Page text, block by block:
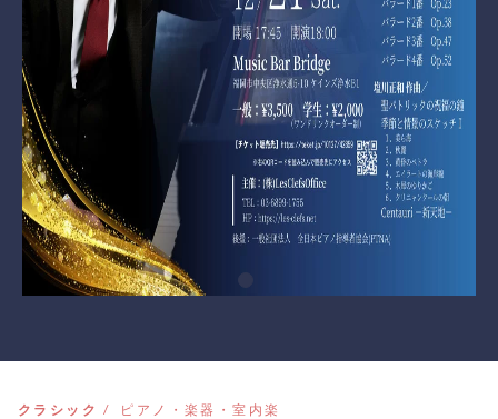
クラシック ピアノ・楽器・室内楽